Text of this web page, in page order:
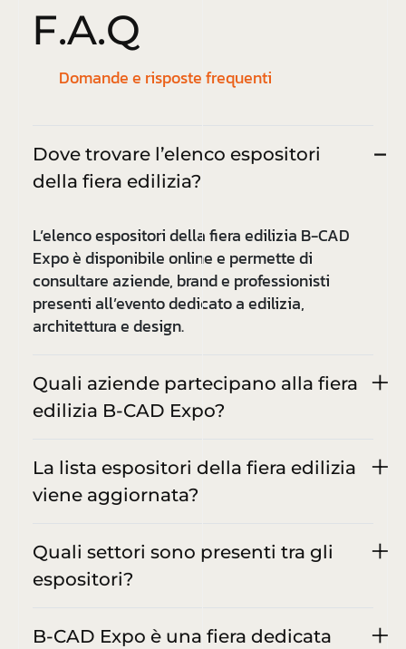
F.A.Q
Domande e risposte frequenti
Dove trovare l’elenco espositori
della fiera edilizia?
L’elenco espositori della fiera edilizia B-CAD
Expo è disponibile online e permette di
consultare aziende, brand e professionisti
presenti all’evento dedicato a edilizia,
architettura e design.
Quali aziende partecipano alla fiera
edilizia B-CAD Expo?
La lista espositori della fiera edilizia
viene aggiornata?
Quali settori sono presenti tra gli
espositori?
B-CAD Expo è una fiera dedicata